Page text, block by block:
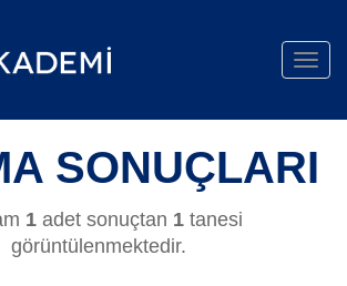
SONUÇLARI
1adet sonuçtan 1tanesi
görüntülenmektedir.